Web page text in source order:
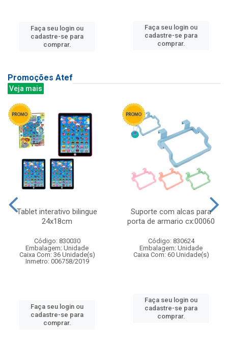
Faça seu login ou
cadastre-se para
comprar.
Faça seu login ou
cadastre-se para
comprar.
Promoções Atef
Veja mais
Tablet interativo bilingue
24x18cm
Código: 830030
Embalagem: Unidade
Caixa Com: 36 Unidade(s)
Inmetro: 006758/2019
Faça seu login ou
cadastre-se para
comprar.
Suporte com alcas para
porta de armario cx:00060
Código: 830624
Embalagem: Unidade
Caixa Com: 60 Unidade(s)
Faça seu login ou
cadastre-se para
comprar.